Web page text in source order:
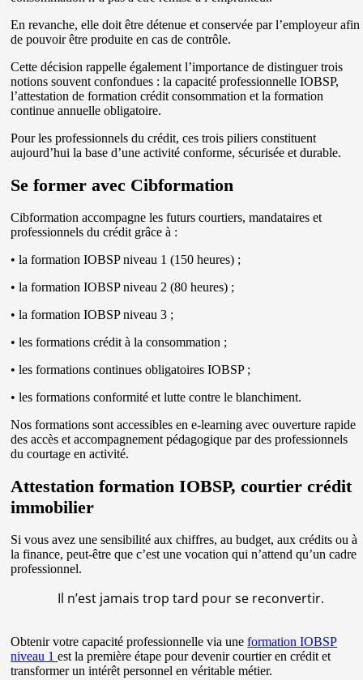
En revanche, elle doit être détenue et conservée par l’employeur afin
de pouvoir être produite en cas de contrôle.
Cette décision rappelle également l’importance de distinguer trois
notions souvent confondues : la capacité professionnelle IOBSP,
l’attestation de formation crédit consommation et la formation
continue annuelle obligatoire.
Pour les professionnels du crédit, ces trois piliers constituent
aujourd’hui la base d’une activité conforme, sécurisée et durable.
Se former avec Cibformation
Cibformation accompagne les futurs courtiers, mandataires et
professionnels du crédit grâce à :
• la formation IOBSP niveau 1 (150 heures) ;
• la formation IOBSP niveau 2 (80 heures) ;
• la formation IOBSP niveau 3 ;
• les formations crédit à la consommation ;
• les formations continues obligatoires IOBSP ;
• les formations conformité et lutte contre le blanchiment.
Nos formations sont accessibles en e-learning avec ouverture rapide
des accès et accompagnement pédagogique par des professionnels
du courtage en activité.
Attestation formation IOBSP, courtier crédit
immobilier
Si vous avez une sensibilité aux chiffres, au budget, aux crédits ou à
la finance, peut-être que c’est une vocation qui n’attend qu’un cadre
professionnel.
Il n’est jamais trop tard pour se reconvertir.
Obtenir votre capacité professionnelle via uneformation IOBSP
niveau 1est la première étape pour devenir courtier en crédit et
transformer un intérêt personnel en véritable métier.